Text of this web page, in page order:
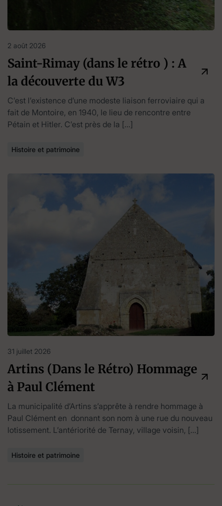
2 août 2026
Saint-Rimay (dans le rétro ) : A
la découverte du W3
C’est l’existence d’une modeste liaison ferroviaire qui a
fait de Montoire, en 1940, le lieu de rencontre entre
Pétain et Hitler. C’est près de la […]
Histoire et patrimoine
31 juillet 2026
Artins (Dans le Rétro) Hommage
à Paul Clément
La municipalité d’Artins s’apprête à rendre hommage à
Paul Clément en donnant son nom à une rue du nouveau
lotissement. L’antériorité de Ternay, village voisin, […]
Histoire et patrimoine